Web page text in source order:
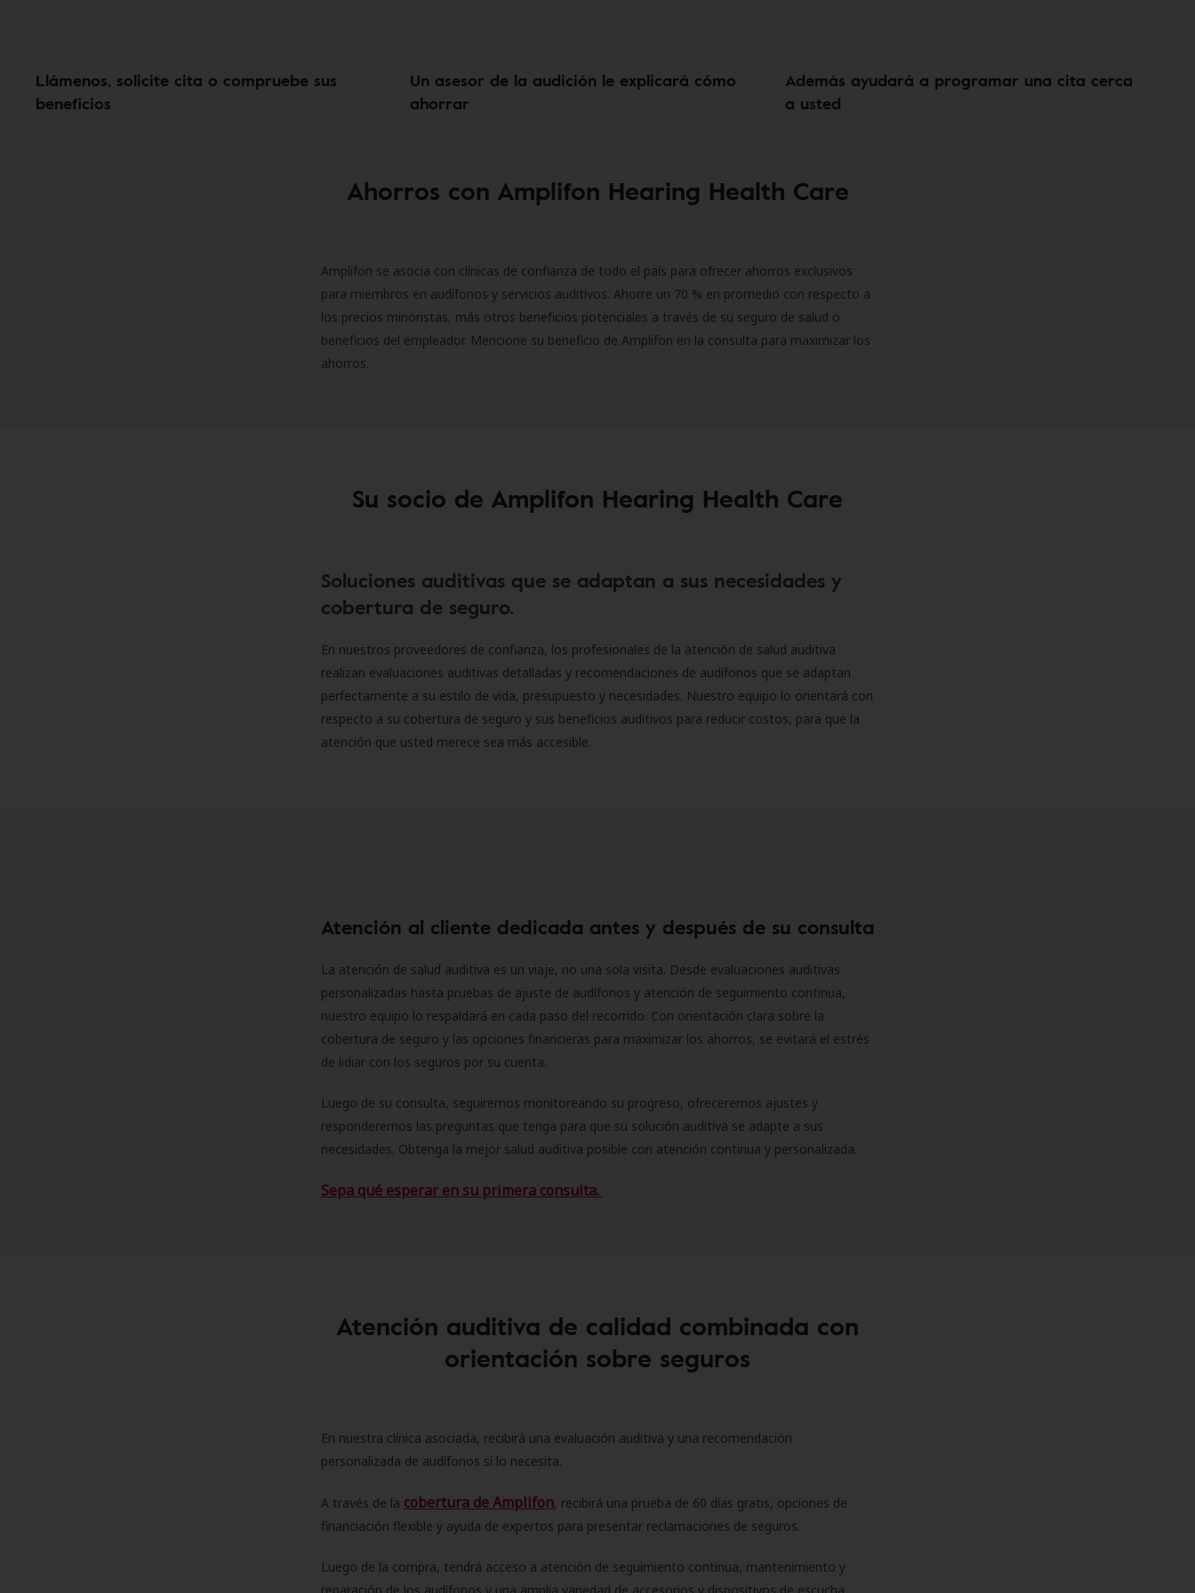
Llámenos, solicite cita o compruebe sus
beneficios
Un asesor de la audición le explicará cómo
ahorrar
Además ayudará a programar una cita cerca
a usted
Ahorros con Amplifon Hearing Health Care
Amplifon se asocia con clínicas de confianza de todo el país para ofrecer ahorros exclusivos
para miembros en audífonos y servicios auditivos. Ahorre un 70 % en promedio con respecto a
los precios minoristas, más otros beneficios potenciales a través de su seguro de salud o
beneficios del empleador. Mencione su beneficio de Amplifon en la consulta para maximizar los
ahorros.
Su socio de Amplifon Hearing Health Care
Soluciones auditivas que se adaptan a sus necesidades y
cobertura de seguro.
En nuestros proveedores de confianza, los profesionales de la atención de salud auditiva
realizan evaluaciones auditivas detalladas y recomendaciones de audífonos que se adaptan
perfectamente a su estilo de vida, presupuesto y necesidades. Nuestro equipo lo orientará con
respecto a su cobertura de seguro y sus beneficios auditivos para reducir costos, para que la
atención que usted merece sea más accesible.
Atención al cliente dedicada antes y después de su consulta
La atención de salud auditiva es un viaje, no una sola visita. Desde evaluaciones auditivas
personalizadas hasta pruebas de ajuste de audífonos y atención de seguimiento continua,
nuestro equipo lo respaldará en cada paso del recorrido. Con orientación clara sobre la
cobertura de seguro y las opciones financieras para maximizar los ahorros, se evitará el estrés
de lidiar con los seguros por su cuenta.
Luego de su consulta, seguiremos monitoreando su progreso, ofreceremos ajustes y
responderemos las preguntas que tenga para que su solución auditiva se adapte a sus
necesidades. Obtenga la mejor salud auditiva posible con atención continua y personalizada.
Sepa qué esperar en su primera consulta.
Atención auditiva de calidad combinada con
orientación sobre seguros
En nuestra clínica asociada, recibirá una evaluación auditiva y una recomendación
personalizada de audífonos si lo necesita.
A través de la cobertura de Amplifon, recibirá una prueba de 60 días gratis, opciones de
financiación flexible y ayuda de expertos para presentar reclamaciones de seguros.
Luego de la compra, tendrá acceso a atención de seguimiento continua, mantenimiento y